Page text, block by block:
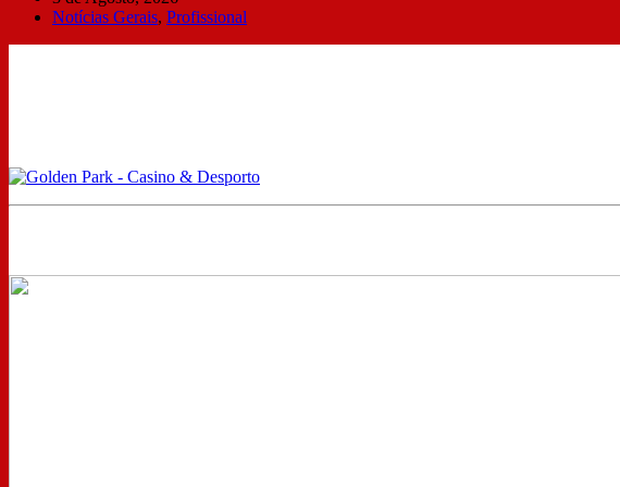
Notícias Gerais, Profissional